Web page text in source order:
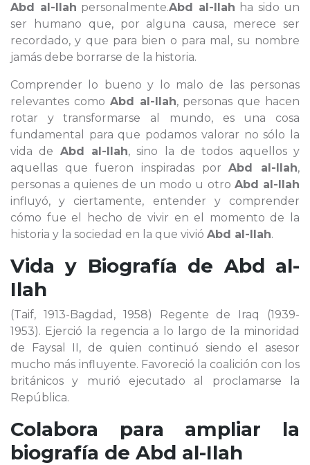
Abd al-Ilah personalmente.Abd al-Ilah ha sido un
ser humano que, por alguna causa, merece ser
recordado, y que para bien o para mal, su nombre
jamás debe borrarse de la historia.
Comprender lo bueno y lo malo de las personas
relevantes como Abd al-Ilah, personas que hacen
rotar y transformarse al mundo, es una cosa
fundamental para que podamos valorar no sólo la
vida de Abd al-Ilah, sino la de todos aquellos y
aquellas que fueron inspiradas porAbd al-Ilah,
personas a quienes de un modo u otro Abd al-Ilah
influyó, y ciertamente, entender y comprender
cómo fue el hecho de vivir en el momento de la
historia y la sociedad en la que vivió Abd al-Ilah.
Vida y Biografía de Abd al-
Ilah
(Taif, 1913-Bagdad, 1958) Regente de Iraq (1939-
1953). Ejerció la regencia a lo largo de la minoridad
de Faysal II, de quien continuó siendo el asesor
mucho más influyente. Favoreció la coalición con los
británicos y murió ejecutado al proclamarse la
República.
Colabora para ampliar la
biografía de Abd al-Ilah